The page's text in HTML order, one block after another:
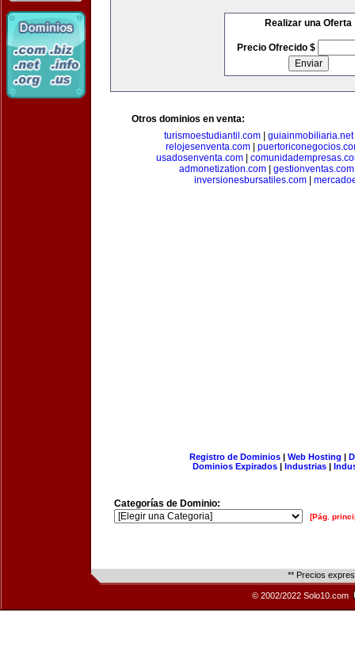
Realizar una Oferta
Precio Ofrecido $
Otros dominios en venta:
turismoestudiantil.com| guiainmobiliaria.net
relojesenventa.com|
usadosenventa.com|
admonetization.com| gestionventas.com
inversionesbursatiles.com|
Registro de Dominios| Web Hosting |
Dominios Expirados | Industrias |
Categorías de Dominio:
[Pág.
** Precios
© 2002/2022 Solo10.com